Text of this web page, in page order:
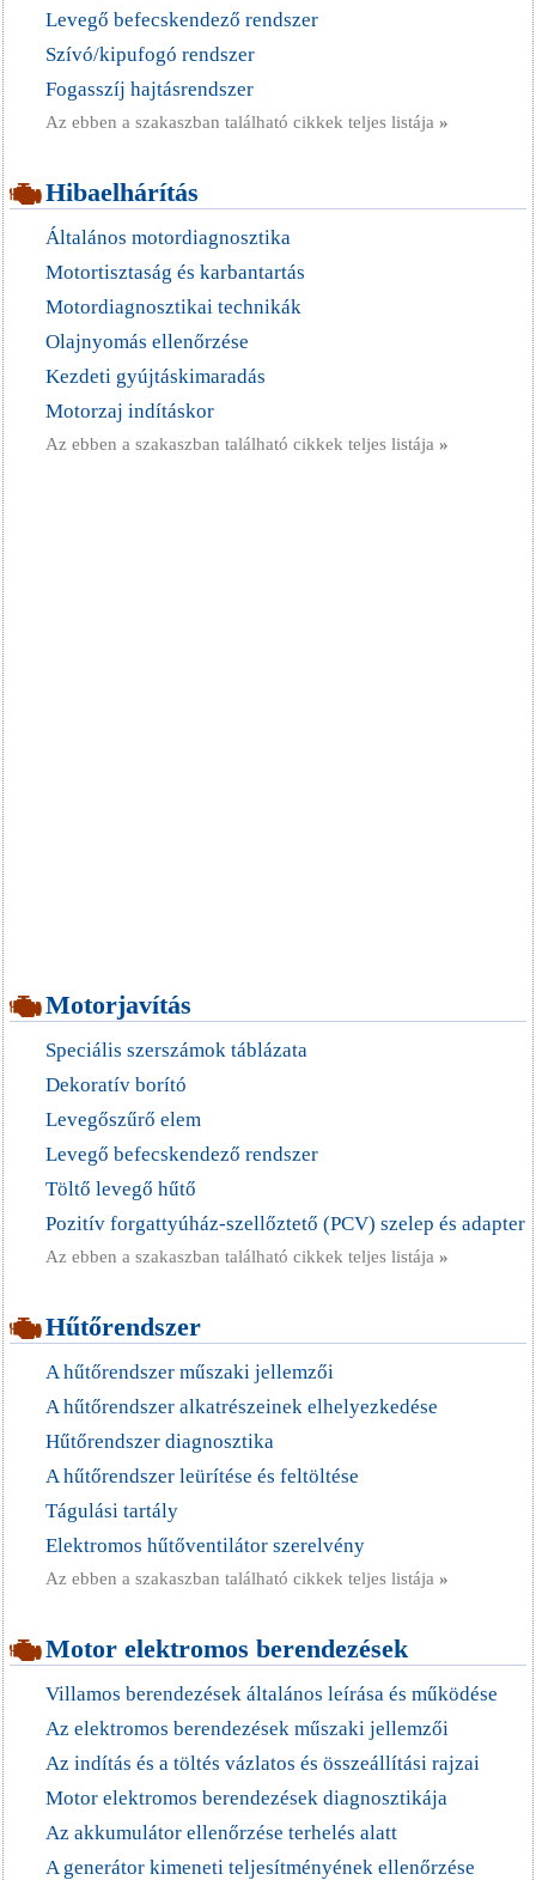
Levegő befecskendező rendszer
Szívó/kipufogó rendszer
Fogasszíj hajtásrendszer
Az ebben a szakaszban található cikkek teljes listája »
Hibaelhárítás
Általános motordiagnosztika
Motortisztaság és karbantartás
Motordiagnosztikai technikák
Olajnyomás ellenőrzése
Kezdeti gyújtáskimaradás
Motorzaj indításkor
Az ebben a szakaszban található cikkek teljes listája »
Motorjavítás
Speciális szerszámok táblázata
Dekoratív borító
Levegőszűrő elem
Levegő befecskendező rendszer
Töltő levegő hűtő
Pozitív forgattyúház-szellőztető (PCV) szelep és adapter
Az ebben a szakaszban található cikkek teljes listája »
Hűtőrendszer
A hűtőrendszer műszaki jellemzői
A hűtőrendszer alkatrészeinek elhelyezkedése
Hűtőrendszer diagnosztika
A hűtőrendszer leürítése és feltöltése
Tágulási tartály
Elektromos hűtőventilátor szerelvény
Az ebben a szakaszban található cikkek teljes listája »
Motor elektromos berendezések
Villamos berendezések általános leírása és működése
Az elektromos berendezések műszaki jellemzői
Az indítás és a töltés vázlatos és összeállítási rajzai
Motor elektromos berendezések diagnosztikája
Az akkumulátor ellenőrzése terhelés alatt
A generátor kimeneti teljesítményének ellenőrzése